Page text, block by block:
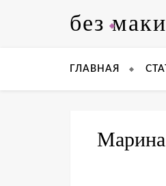
без
ГЛАВНАЯ
Марина